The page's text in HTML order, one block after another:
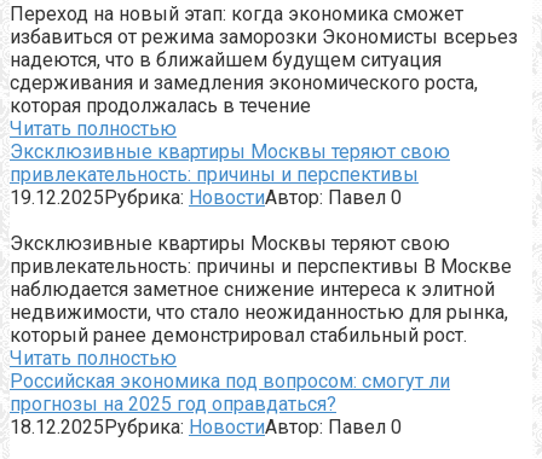
Переход на новый этап: когда экономика сможет
избавиться от режима заморозки Экономисты всерьез
надеются, что в ближайшем будущем ситуация
сдерживания и замедления экономического роста,
которая продолжалась в течение
Читать полностью
Эксклюзивные квартиры Москвы теряют свою
привлекательность: причины и перспективы
19.12.2025Рубрика: НовостиАвтор: Павел 0
Эксклюзивные квартиры Москвы теряют свою
привлекательность: причины и перспективы В Москве
наблюдается заметное снижение интереса к элитной
недвижимости, что стало неожиданностью для рынка,
который ранее демонстрировал стабильный рост.
Читать полностью
Российская экономика под вопросом: смогут ли
прогнозы на 2025 год оправдаться?
18.12.2025Рубрика: НовостиАвтор: Павел 0